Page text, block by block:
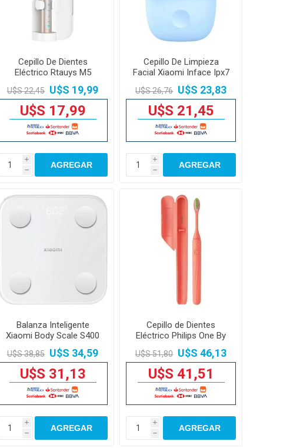
Cepillo De Dientes
Eléctrico Rtauys M5
Sonic 41000vpm
U$S 22,45 U$S 19,99
U$S 17,99
i
h
AGREGAR
Cepillo De Limpieza
Facial Xiaomi Inface Ipx7
3 Modos
U$S 26,76 U$S 23,83
U$S 21,45
i
h
AGREGAR
Balanza Inteligente
Xiaomi Body Scale S400
150kg
U$S 38,85 U$S 34,59
U$S 31,13
i
h
AGREGAR
Cepillo de Dientes
Eléctrico Philips One By
Sonicare 13000vpm
U$S 51,80 U$S 46,13
U$S 41,51
i
h
AGREGAR